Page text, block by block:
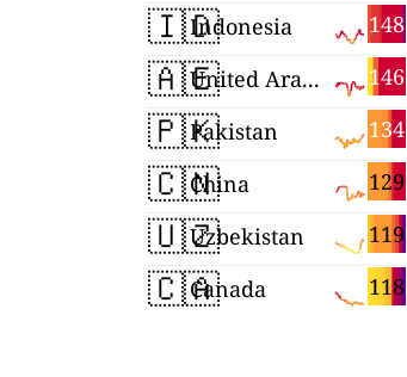
🇮🇩 148
Indonesia
🇦🇪 146
United Arab Emirates
🇵🇰 134
Pakistan
🇨🇳 129
China
🇺🇿 119
Uzbekistan
🇨🇦 118
Canada